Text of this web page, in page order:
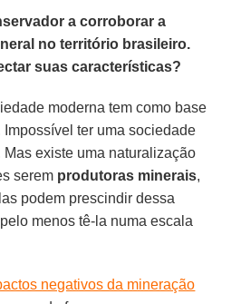
a corroborar a
no território brasileiro.
suas características?
moderna tem como base
Impossível ter uma sociedade
existe uma naturalização
serem produtoras minerais,
podem prescindir dessa
menos tê-la numa escala
negativos da mineração